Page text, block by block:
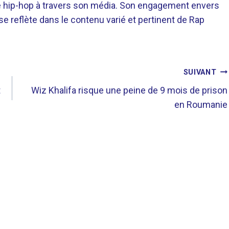
hop à travers son média. Son engagement envers
reflète dans le contenu varié et pertinent de Rap
SUIVANT
Wiz Khalifa risque une peine de 9 mois de prison
en Roumanie